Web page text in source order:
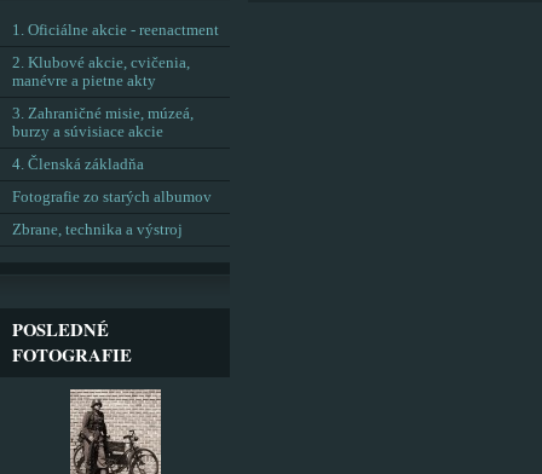
1. Oficiálne akcie - reenactment
2. Klubové akcie, cvičenia,
manévre a pietne akty
3. Zahraničné misie, múzeá,
burzy a súvisiace akcie
4. Členská základňa
Fotografie zo starých albumov
Zbrane, technika a výstroj
POSLEDNÉ
FOTOGRAFIE